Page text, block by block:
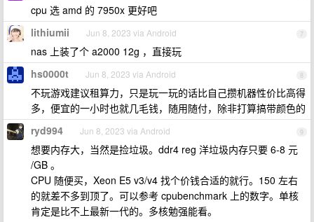
cpu 选 amd 的 7950x 更好吧
7
lithiumii Jun 8, 2023 via Android
nas 上装了个 a2000 12g ，直接玩
8
hs0000t Jun 8, 2023 via Android
不玩游戏建议租算力，只是玩一玩的话比自己攒机器性价比高得
多，便宜的一小时也就几毛钱，随用随付，除非打算搞带颜色的
9
ryd994 Jun 8, 2023 via Android
想要内存大，当然是捡垃圾。ddr4 reg 洋垃圾内存只要 6-8 元
/GB 。
CPU 随便买，Xeon E5 v3/v4 找个价钱合适的就行。150 左右
的就差不多到顶了。可以参考 cpubenchmark 上的数字。单核
肯定是比不上最新一代的。多核勉强能看。